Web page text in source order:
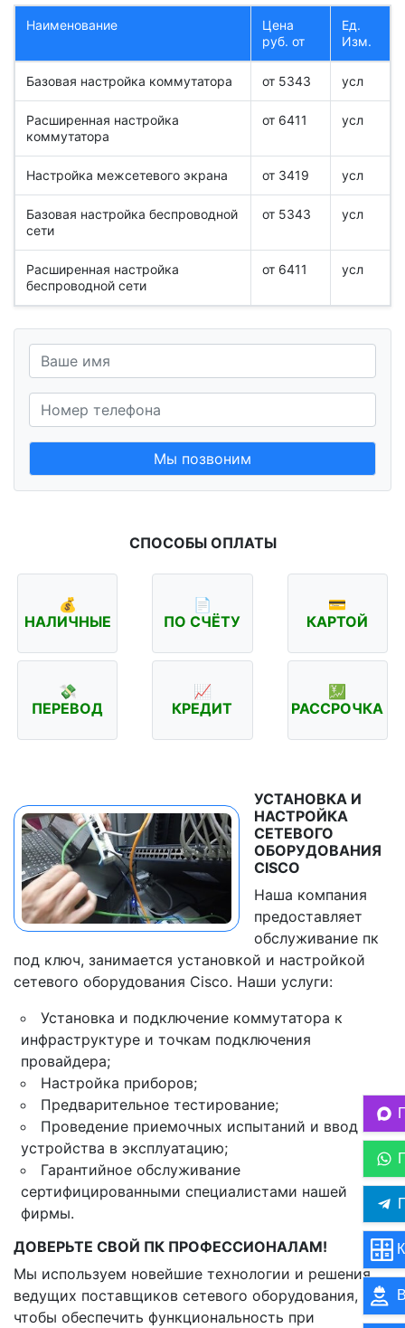
Наименование
Цена
руб. от
Ед.
Изм.
Базовая настройка коммутатора от 5343 усл
Расширенная настройка
коммутатора
от 6411 усл
Настройка межсетевого экрана от 3419 усл
Базовая настройка беспроводной
сети
от 5343 усл
Расширенная настройка
беспроводной сети
от 6411 усл
Мы позвоним
СПОСОБЫ ОПЛАТЫ
💰
НАЛИЧНЫЕ
📄
ПО СЧЁТУ
💳
КАРТОЙ
💸
ПЕРЕВОД
📈
КРЕДИТ
💹
РАССРОЧКА
УСТАНОВКА И
НАСТРОЙКА
СЕТЕВОГО
ОБОРУДОВАНИЯ
CISCO
Наша компания
предоставляет
обслуживание пк
под ключ, занимается установкой и настройкой
сетевого оборудования Cisco. Наши услуги:
Установка и подключение коммутатора к
инфраструктуре и точкам подключения
провайдера;
Настройка приборов;
Предварительное тестирование;
Проведение приемочных испытаний и ввод
устройства в эксплуатацию;
Гарантийное обслуживание
сертифицированными специалистами нашей
фирмы.
ДОВЕРЬТЕ СВОЙ ПК ПРОФЕССИОНАЛАМ!
Мы используем новейшие технологии и решения
ведущих поставщиков сетевого оборудования,
чтобы обеспечить функциональность при